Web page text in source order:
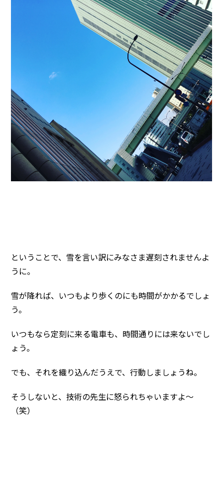
ということで、雪を言い訳にみなさま遅刻されませんよ
うに。
雪が降れば、いつもより歩くのにも時間がかかるでしょ
う。
いつもなら定刻に来る電車も、時間通りには来ないでし
ょう。
でも、それを織り込んだうえで、行動しましょうね。
そうしないと、技術の先生に怒られちゃいますよ～
（笑）